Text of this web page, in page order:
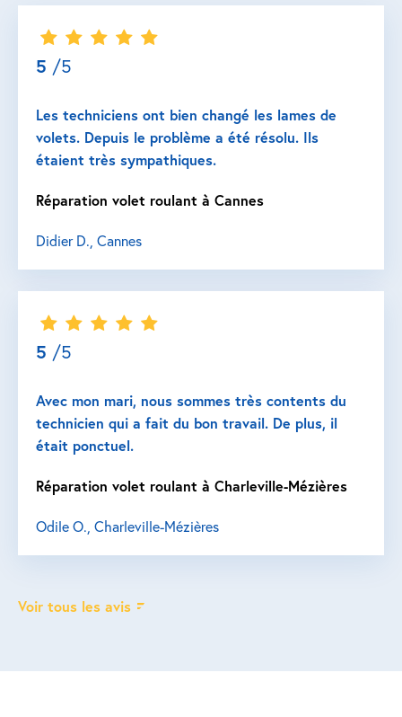
5 /5
Les techniciens ont bien changé les lames de
volets. Depuis le problème a été résolu. Ils
étaient très sympathiques.
Réparation volet roulant à Cannes
Didier D., Cannes
5 /5
Avec mon mari, nous sommes très contents du
technicien qui a fait du bon travail. De plus, il
était ponctuel.
Réparation volet roulant à Charleville-Mézières
Odile O., Charleville-Mézières
Voir tous les avis